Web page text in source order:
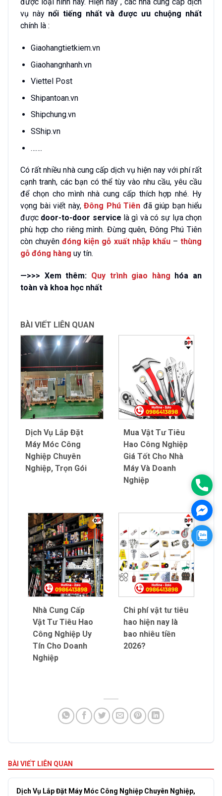
vụ này nổi tiếng nhất và được ưu chuộng nhất
chính là :
Giaohangtietkiem.vn
Giaohangnhanh.vn
Viettel Post
Shipantoan.vn
Shipchung.vn
SShip.vn
…….
Có rất nhiều nhà cung cấp dịch vụ hiện nay với phí rất
cạnh tranh, các bạn có thể tùy vào nhu cầu, yêu cầu
để chọn cho mình nhà cung cấp thích hợp nhé. Hy
vọng bài viết này, Đông Phú Tiên đã giúp bạn hiểu
được door-to-door service là gì vàcó sự lựa chọn
phù hợp cho riêng mình. Đừng quên, Đông Phú Tiên
còn chuyênđóng kiện gỗ xuất nhập khẩu –thùng
gỗ đóng hàng uy tín.
—>>> Xem thêm: Quy trình giao hàng hóa an
toàn và khoa học nhất
BÀI VIẾT LIÊN QUAN
Dịch Vụ Lắp Đặt
Máy Móc Công
Nghiệp Chuyên
Nghiệp, Trọn Gói
Mua Vật Tư Tiêu
Hao Công Nghiệp
Giá Tốt Cho Nhà
Máy Và Doanh
Nghiệp
Nhà Cung Cấp
Vật Tư Tiêu Hao
Công Nghiệp Uy
Tín Cho Doanh
Nghiệp
Chi phí vật tư tiêu
hao hiện nay là
bao nhiêu tiền
2026?
BÀI VIẾT LIÊN QUAN
Dịch Vụ Lắp Đặt Máy Móc Công Nghiệp Chuyên Nghiệp,
Zalo